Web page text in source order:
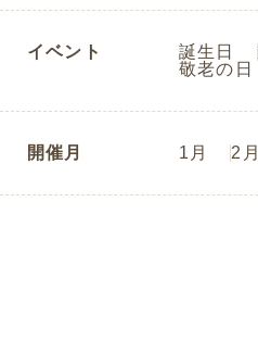
イベント 誕生日
敬老の日
開催月 1月 2月